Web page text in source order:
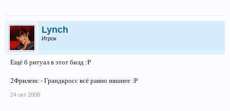
Lynch
Игрок
Ещё б ритуал в этот билд :Р
2Фриленс - Грандкросс всё равно няшнее :Р
24 окт 2008